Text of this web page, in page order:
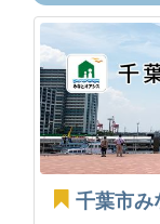
千葉市み